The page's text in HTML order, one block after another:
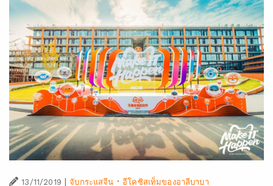
13/11/2019 | จับกระแสจีน · อีโคซิสเท็มของอาลีบาบา